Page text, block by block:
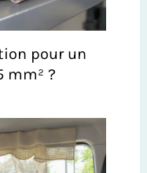
pour un
mm² ?